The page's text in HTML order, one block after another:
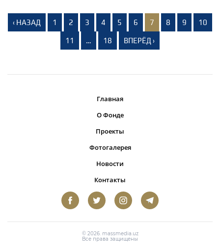
‹ НАЗАД 1 2 3 4 5 6 7 8 9 10
11 … 18 ВПЕРЁД ›
Главная
О Фонде
Проекты
Фотогалерея
Новости
Контакты
© 2026. massmedia.uz
Все права защищены